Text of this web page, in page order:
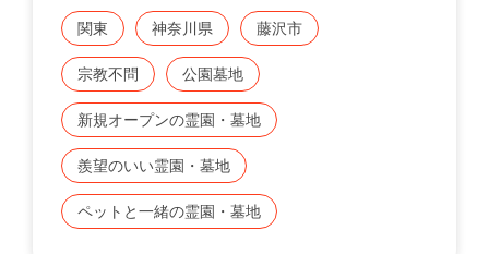
関東 神奈川県 藤沢市
宗教不問 公園墓地
新規オープンの霊園・墓地
羨望のいい霊園・墓地
ペットと一緒の霊園・墓地